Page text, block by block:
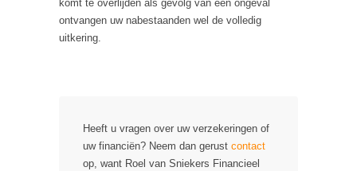
komt te overlijden als gevolg van een ongeval
ontvangen uw nabestaanden wel de volledig
uitkering.
Heeft u vragen over uw verzekeringen of
uw financiën? Neem dan gerust contact
op, want Roel van Sniekers Financieel